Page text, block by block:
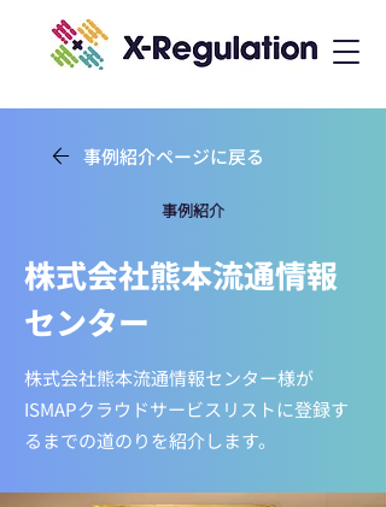
事例紹介ページに戻る
事例紹介
株式会社熊本流通情報
センター
株式会社熊本流通情報センター様が
ISMAPクラウドサービスリストに登録す
るまでの道のりを紹介します。